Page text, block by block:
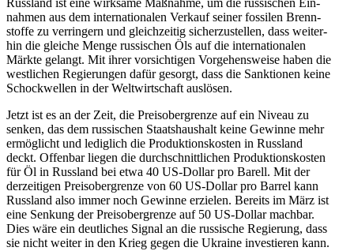
Russ­land ist eine wirk­same Maß­nahme, um die rus­si­schen Ein­
nah­men aus dem inter­na­tio­na­len Verkauf seiner fos­si­len Brenn­
stoffe zu ver­rin­gern und gleich­zei­tig sicher­zu­stel­len, dass wei­ter­
hin die gleiche Menge rus­si­schen Öls auf die inter­na­tio­na­len
Märkte gelangt. Mit ihrer vor­sich­ti­gen Vor­ge­hens­weise haben die
west­li­chen Regie­run­gen dafür gesorgt, dass die Sank­tio­nen keine
Schock­wel­len in der Welt­wirt­schaft auslösen.
Jetzt ist es an der Zeit, die Preis­ober­grenze auf ein Niveau zu
senken, das dem rus­si­schen Staats­haus­halt keine Gewinne mehr
ermög­licht und ledig­lich die Pro­duk­ti­ons­kos­ten in Russ­land
deckt. Offen­bar liegen die durch­schnitt­li­chen Pro­duk­ti­ons­kos­ten
für Öl in Russ­land bei etwa 40 US-Dollar pro Barell. Mit der
der­zei­ti­gen Preis­ober­grenze von 60 US-Dollar pro Barrel kann
Russ­land also immer noch Gewinne erzie­len. Bereits im März ist
eine Senkung der Preis­ober­grenze auf 50 US-Dollar machbar.
Dies wäre ein deut­li­ches Signal an die rus­si­sche Regie­rung, dass
sie nicht weiter in den Krieg gegen die Ukraine inves­tie­ren kann.